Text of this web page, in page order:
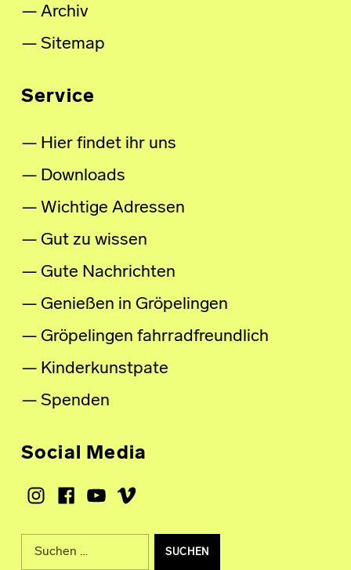
Archiv
Sitemap
Service
Hier findet ihr uns
Downloads
Wichtige Adressen
Gut zu wissen
Gute Nachrichten
Genießen in Gröpelingen
Gröpelingen fahrradfreundlich
Kinderkunstpate
Spenden
Social Media
Instagram
Facebook
Youtube
Vimeo
Suche nach: